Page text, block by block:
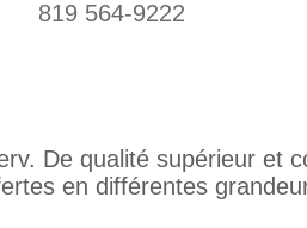
819 564-9222
De qualité supérieur et
en différentes